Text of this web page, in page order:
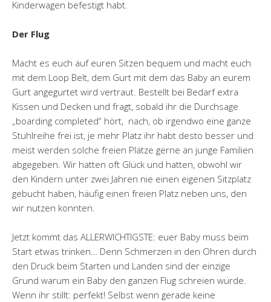
Kinderwagen befestigt habt.
Der Flug
Macht es euch auf euren Sitzen bequem und macht euch
mit dem Loop Belt, dem Gurt mit dem das Baby an eurem
Gurt angegurtet wird vertraut. Bestellt bei Bedarf extra
Kissen und Decken und fragt, sobald ihr die Durchsage
„boarding completed“ hört, nach, ob irgendwo eine ganze
Stuhlreihe frei ist, je mehr Platz ihr habt desto besser und
meist werden solche freien Plätze gerne an junge Familien
abgegeben. Wir hatten oft Glück und hatten, obwohl wir
den Kindern unter zwei Jahren nie einen eigenen Sitzplatz
gebucht haben, häufig einen freien Platz neben uns, den
wir nutzen konnten.
Jetzt kommt das ALLERWICHTIGSTE: euer Baby muss beim
Start etwas trinken… Denn Schmerzen in den Ohren durch
den Druck beim Starten und Landen sind der einzige
Grund warum ein Baby den ganzen Flug schreien würde.
Wenn ihr stillt: perfekt! Selbst wenn gerade keine